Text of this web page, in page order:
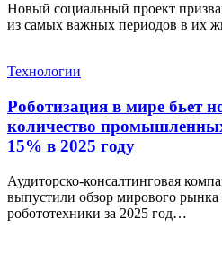
Новый социальный проект
из самых важных периодов в их
Технологии
Роботизация в мире бьет
количество
15% в 2025 году
Аудиторско-консалтинговая
выпустили обзор мирового
робототехники за 2025 год…